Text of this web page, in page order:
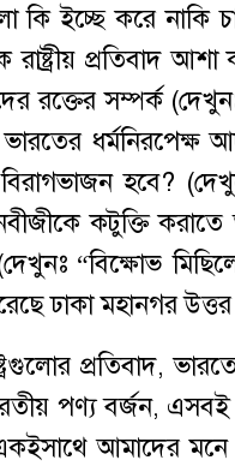
কি ইচ্ছে করে নাকি
রাষ্ট্রীয় প্রতিবাদ
রক্তের সম্পর্ক
ধর্মনিরপেক্ষ
হবে?
কটুক্তি করাতে
“বিক্ষোভ
ঢাকা মহানগর
প্রতিবাদ,
পণ্য বর্জন, এসবই
আমাদের মনে